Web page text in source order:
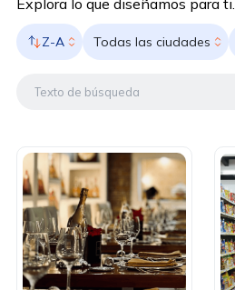
Explora lo que diseñamos para ti.
Z-A Todas las ciudades